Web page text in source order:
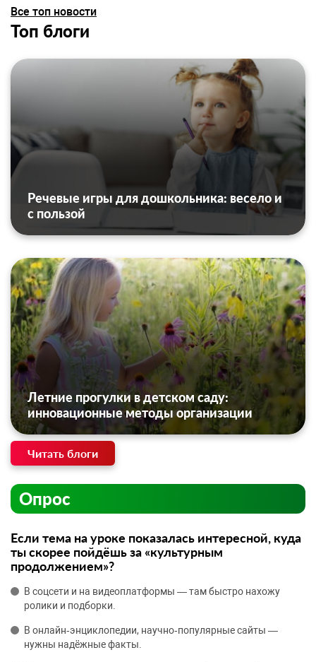
Все топ новости
Топ блоги
Речевые игры для дошкольника: весело и
с пользой
Летние прогулки в детском саду:
инновационные методы организации
Читать блоги
Опрос
Если тема на уроке показалась интересной, куда
ты скорее пойдёшь за «культурным
продолжением»?
В соцсети и на видеоплатформы — там быстро нахожу
ролики и подборки.
В онлайн‑энциклопедии, научно‑популярные сайты —
нужны надёжные факты.